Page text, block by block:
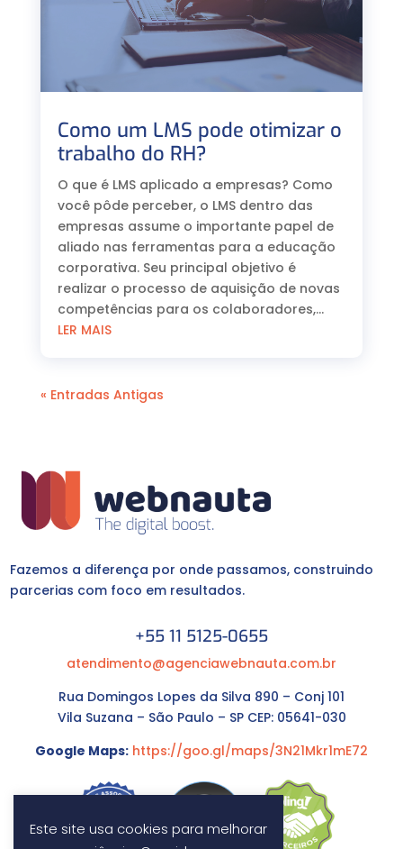
Como um LMS pode otimizar o
trabalho do RH?
O que é LMS aplicado a empresas? Como
você pôde perceber, o LMS dentro das
empresas assume o importante papel de
aliado nas ferramentas para a educação
corporativa. Seu principal objetivo é
realizar o processo de aquisição de novas
competências para os colaboradores,...
LER MAIS
« Entradas Antigas
Fazemos a diferença por onde passamos, construindo
parcerias com foco em resultados.
+55 11 5125-0655
atendimento@agenciawebnauta.com.br
Rua Domingos Lopes da Silva 890 – Conj 101
Vila Suzana – São Paulo – SP CEP: 05641-030
Google Maps: https://goo.gl/maps/3N21Mkr1mE72
Este site usa cookies para melhorar